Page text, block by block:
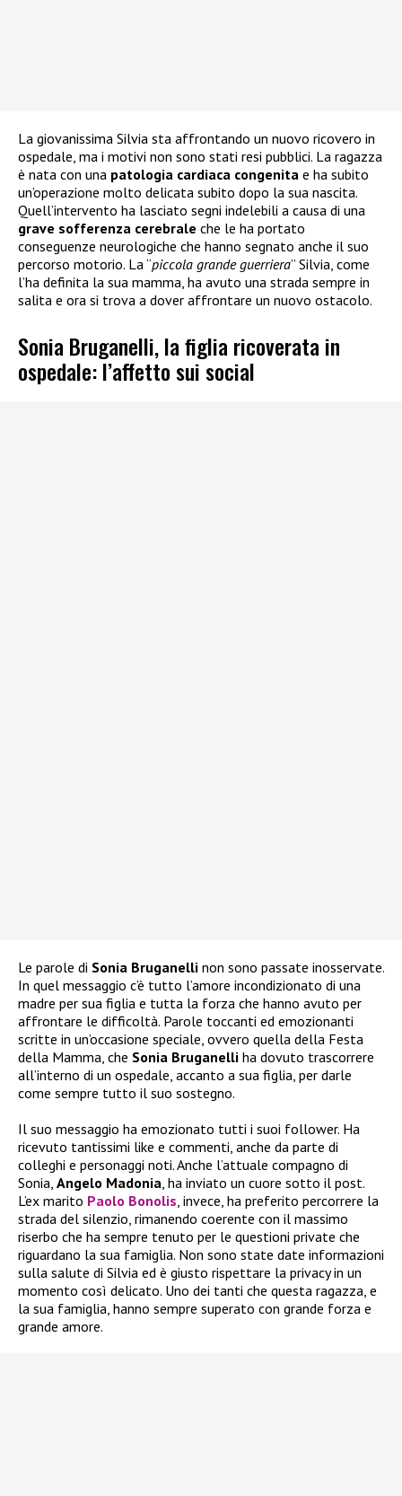
La giovanissima Silvia sta affrontando un nuovo ricovero in
ospedale, ma i motivi non sono stati resi pubblici. La ragazza
è nata con una patologia cardiaca congenita e ha subito
un’operazione molto delicata subito dopo la sua nascita.
Quell’intervento ha lasciato segni indelebili a causa di una
grave sofferenza cerebrale che le ha portato
conseguenze neurologiche che hanno segnato anche il suo
percorso motorio. La “piccola grande guerriera” Silvia, come
l’ha definita la sua mamma, ha avuto una strada sempre in
salita e ora si trova a dover affrontare un nuovo ostacolo.
Sonia Bruganelli, la figlia ricoverata in
ospedale: l’affetto sui social
Le parole di Sonia Bruganelli non sono passate inosservate.
In quel messaggio c’è tutto l’amore incondizionato di una
madre per sua figlia e tutta la forza che hanno avuto per
affrontare le difficoltà. Parole toccanti ed emozionanti
scritte in un’occasione speciale, ovvero quella della Festa
della Mamma, che Sonia Bruganelli ha dovuto trascorrere
all’interno di un ospedale, accanto a sua figlia, per darle
come sempre tutto il suo sostegno.
Il suo messaggio ha emozionato tutti i suoi follower. Ha
ricevuto tantissimi like e commenti, anche da parte di
colleghi e personaggi noti. Anche l’attuale compagno di
Sonia, Angelo Madonia , ha inviato un cuore sotto il post.
L’ex marito Paolo Bonolis , invece, ha preferito percorrere la
strada del silenzio, rimanendo coerente con il massimo
riserbo che ha sempre tenuto per le questioni private che
riguardano la sua famiglia. Non sono state date informazioni
sulla salute di Silvia ed è giusto rispettare la privacy in un
momento così delicato. Uno dei tanti che questa ragazza, e
la sua famiglia, hanno sempre superato con grande forza e
grande amore.